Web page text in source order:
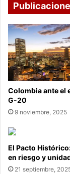
Colombia ante el
G-20
9 noviembre, 2025
El Pacto
en riesgo y
21 septiembre,